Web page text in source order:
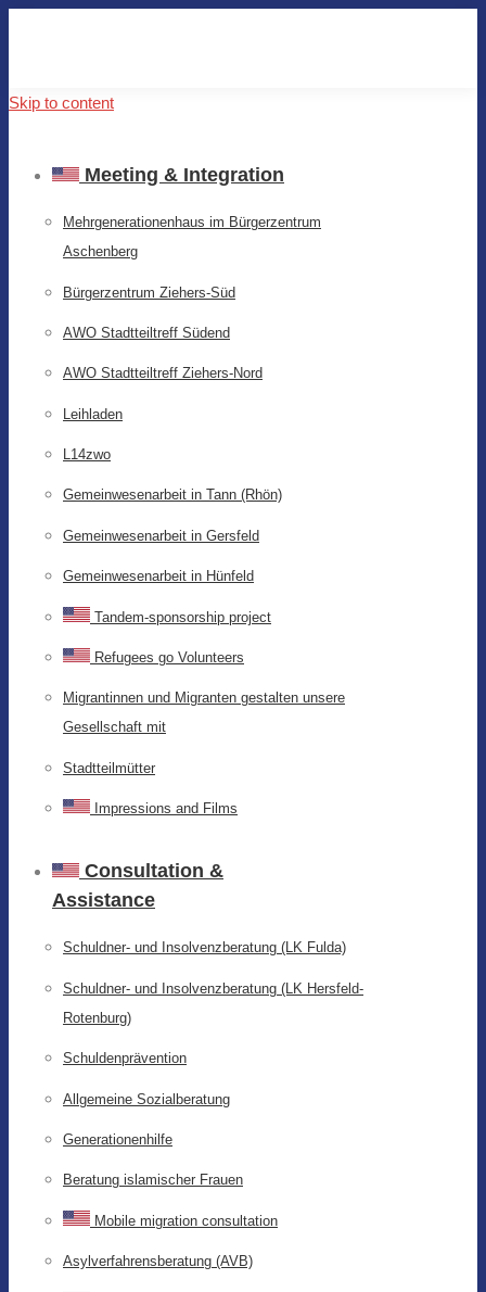
Skip to content
Meeting & Integration
Mehrgenerationenhaus im Bürgerzentrum
Aschenberg
Bürgerzentrum Ziehers-Süd
AWO Stadtteiltreff Südend
AWO Stadtteiltreff Ziehers-Nord
Leihladen
L14zwo
Gemeinwesenarbeit in Tann (Rhön)
Gemeinwesenarbeit in Gersfeld
Gemeinwesenarbeit in Hünfeld
Tandem-sponsorship project
Refugees go Volunteers
Migrantinnen und Migranten gestalten unsere
Gesellschaft mit
Stadtteilmütter
Impressions and Films
Consultation &
Assistance
Schuldner- und Insolvenzberatung (LK Fulda)
Schuldner- und Insolvenzberatung (LK Hersfeld-
Rotenburg)
Schuldenprävention
Allgemeine Sozialberatung
Generationenhilfe
Beratung islamischer Frauen
Mobile migration consultation
Asylverfahrensberatung (AVB)